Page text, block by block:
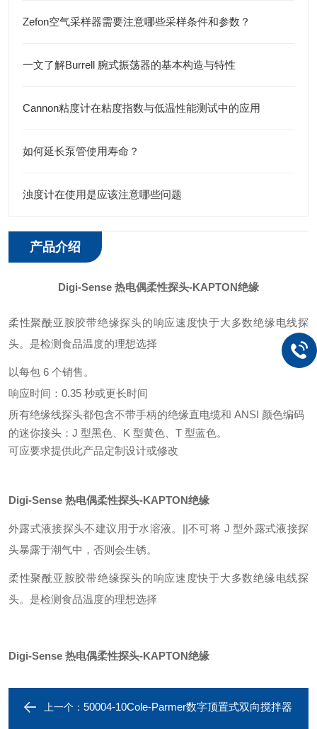
Zefon空气采样器需要注意哪些采样条件和参数？
一文了解Burrell 腕式振荡器的基本构造与特性
Cannon粘度计在粘度指数与低温性能测试中的应用
如何延长泵管使用寿命？
浊度计在使用是应该注意哪些问题
产品介绍
Digi-Sense 热电偶柔性探头-KAPTON绝缘
柔性聚酰亚胺胶带绝缘探头的响应速度快于大多数绝缘电线探
头。是检测食品温度的理想选择
以每包 6 个销售。
响应时间：0.35 秒或更长时间
所有绝缘线探头都包含不带手柄的绝缘直电缆和 ANSI 颜色编码
的迷你接头：J 型黑色、K 型黄色、T 型蓝色。
可应要求提供此产品定制设计或修改
Digi-Sense 热电偶柔性探头-KAPTON绝缘
外露式液接探头不建议用于水溶液。||不可将 J 型外露式液接探
头暴露于潮气中，否则会生锈。
柔性聚酰亚胺胶带绝缘探头的响应速度快于大多数绝缘电线探
头。是检测食品温度的理想选择
Digi-Sense 热电偶柔性探头-KAPTON绝缘
上一个： 50004-10Cole-Parmer数字顶置式双向搅拌器